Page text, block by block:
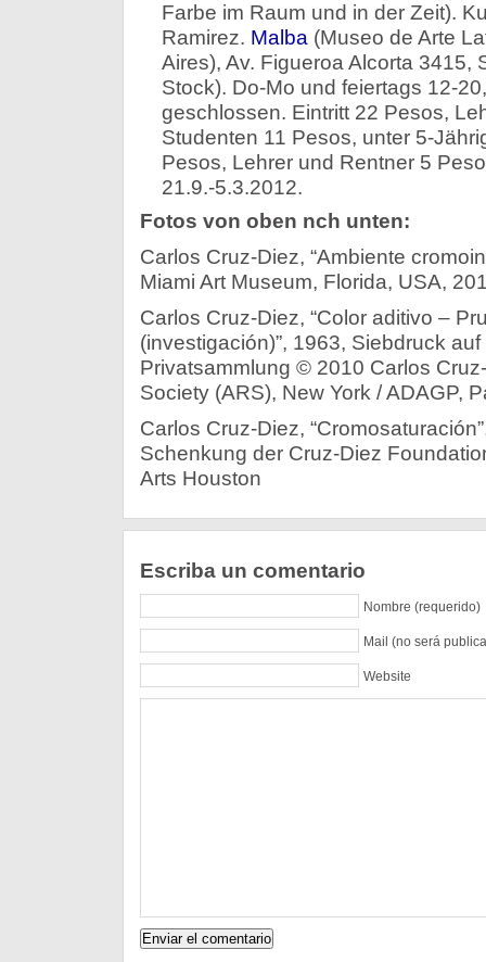
Farbe im Raum und in der Zeit).
Ramirez. Malba (Museo de Arte
Aires), Av. Figueroa Alcorta 3415,
Stock). Do-Mo und feiertags 12-
geschlossen. Eintritt 22 Pesos,
Studenten 11 Pesos, unter 5-
Pesos, Lehrer und Rentner 5
21.9.-5.3.2012.
Fotos von oben nch unten:
Carlos Cruz-Diez, “Ambiente
Miami Art Museum, Florida, USA,
Carlos Cruz-Diez, “Color aditivo –
(investigación)”, 1963, Siebdruck
Privatsammlung © 2010 Carlos
Society (ARS), New York / ADAGP,
Carlos Cruz-Diez,
Schenkung der Cruz-Diez
Arts Houston
Escriba un comentario
Nombre (requerido)
Mail (no será
Website